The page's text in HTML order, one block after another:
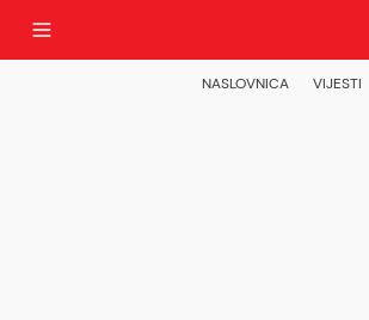
NASLOVNICA VIJESTI